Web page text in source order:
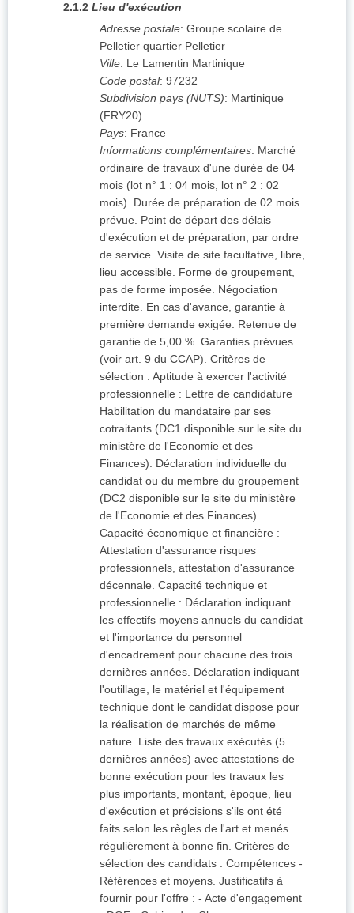
2.1.2 Lieu d'exécution
Adresse postale: Groupe scolaire de
Pelletier quartier Pelletier
Ville: Le Lamentin Martinique
Code postal: 97232
Subdivision pays (NUTS): Martinique
(FRY20)
Pays: France
Informations complémentaires: Marché
ordinaire de travaux d'une durée de 04
mois (lot n° 1 : 04 mois, lot n° 2 : 02
mois). Durée de préparation de 02 mois
prévue. Point de départ des délais
d'exécution et de préparation, par ordre
de service. Visite de site facultative, libre,
lieu accessible. Forme de groupement,
pas de forme imposée. Négociation
interdite. En cas d'avance, garantie à
première demande exigée. Retenue de
garantie de 5,00 %. Garanties prévues
(voir art. 9 du CCAP). Critères de
sélection : Aptitude à exercer l'activité
professionnelle : Lettre de candidature
Habilitation du mandataire par ses
cotraitants (DC1 disponible sur le site du
ministère de l'Economie et des
Finances). Déclaration individuelle du
candidat ou du membre du groupement
(DC2 disponible sur le site du ministère
de l'Economie et des Finances).
Capacité économique et financière :
Attestation d'assurance risques
professionnels, attestation d'assurance
décennale. Capacité technique et
professionnelle : Déclaration indiquant
les effectifs moyens annuels du candidat
et l'importance du personnel
d'encadrement pour chacune des trois
dernières années. Déclaration indiquant
l'outillage, le matériel et l'équipement
technique dont le candidat dispose pour
la réalisation de marchés de même
nature. Liste des travaux exécutés (5
dernières années) avec attestations de
bonne exécution pour les travaux les
plus importants, montant, époque, lieu
d'exécution et précisions s'ils ont été
faits selon les règles de l'art et menés
régulièrement à bonne fin. Critères de
sélection des candidats : Compétences -
Références et moyens. Justificatifs à
fournir pour l'offre : - Acte d'engagement